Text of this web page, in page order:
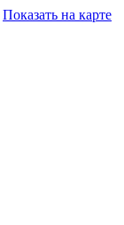
Показать на карте